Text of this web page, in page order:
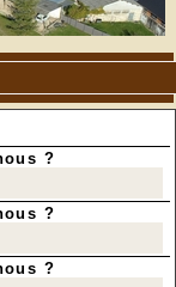
?
?
?